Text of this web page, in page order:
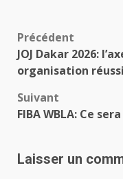
Navigation
d’article
Précédent
JOJ Dakar 2026:
organisation
Suivant
FIBA WBLA: Ce
Laisser un